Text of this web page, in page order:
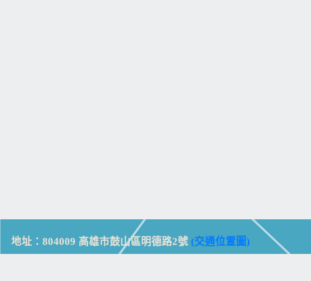
地址：804009 高雄市鼓山區明德路2號 (交通位置圖)